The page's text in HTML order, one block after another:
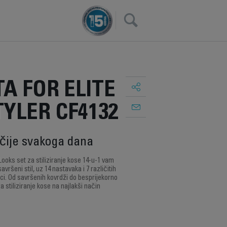
×
FOR ELITE
CF4132
svakoga dana
set za stiliziranje kose 14-u-1 vam
stil, uz 14 nastavaka i 7 različitih
Od savršenih kovrdži do besprijekorno
stiliziranje kose na najlakši način